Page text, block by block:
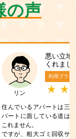
の声
リン
悪い立地
くれまし
利用プラン
住んでいるアパートは三
パートに面している道は
これません。
ですが、粗大ゴミ回収サ